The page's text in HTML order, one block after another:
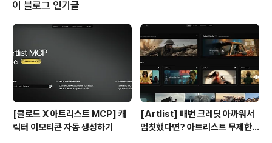
있습니다. • 영어 질문을 올리고 질문에 답하세요. • 당신
의 영어 표현을 세계와 함께 공유하세요. • 전세계에서 강
의하는 당신의 영어 선생님을 만날 수 있습니다. 영어로 혹
은 중국어, 한국어, 일본어, 이태리어, 스페인어, ..
이 블로그 인기글
[클로드 X 아트리스트 MCP] 캐
릭터 이모티콘 자동 생성하기
[Artlist] 매번 크레딧 아까워서
멈칫했다면? 아트리스트 무제한